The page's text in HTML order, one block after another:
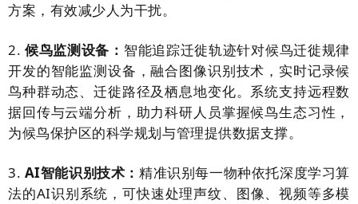
方案，有效减少人为干扰。
2. 候鸟监测设备： 智能追踪迁徙轨迹针对候鸟迁徙规律
开发的智能监测设备，融合图像识别技术，实时记录候
鸟种群动态、迁徙路径及栖息地变化。系统支持远程数
据回传与云端分析，助力科研人员掌握候鸟生态习性，
为候鸟保护区的科学规划与管理提供数据支撑。
3. AI智能识别技术：精准识别每一物种依托深度学习算
法的AI识别系统，可快速处理声纹、图像、视频等多模